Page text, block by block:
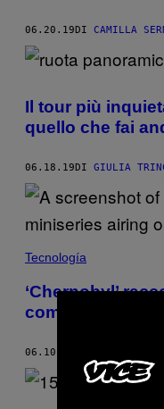
06.20.19DI CAMILLA
Il tour più
quello che fai
06.18.19 DI GIULIA
Tecnología
‘Chernobyl’
come niente
06.10.19